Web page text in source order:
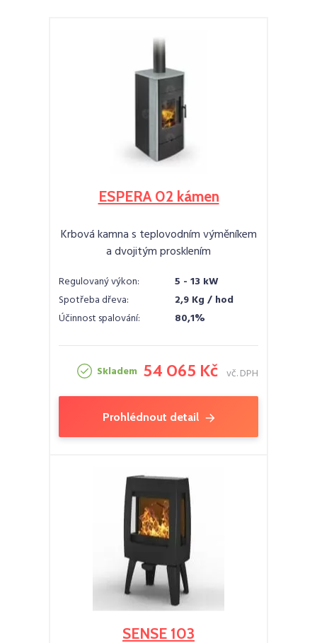
ESPERA 02 kámen
Krbová kamna s teplovodním výměníkem
a dvojitým prosklením
Regulovaný výkon:
5 - 13 kW
Spotřeba dřeva:
2,9 Kg / hod
Účinnost spalování:
80,1%
Skladem 54 065 Kč vč. DPH
Prohlédnout detail
SENSE 103